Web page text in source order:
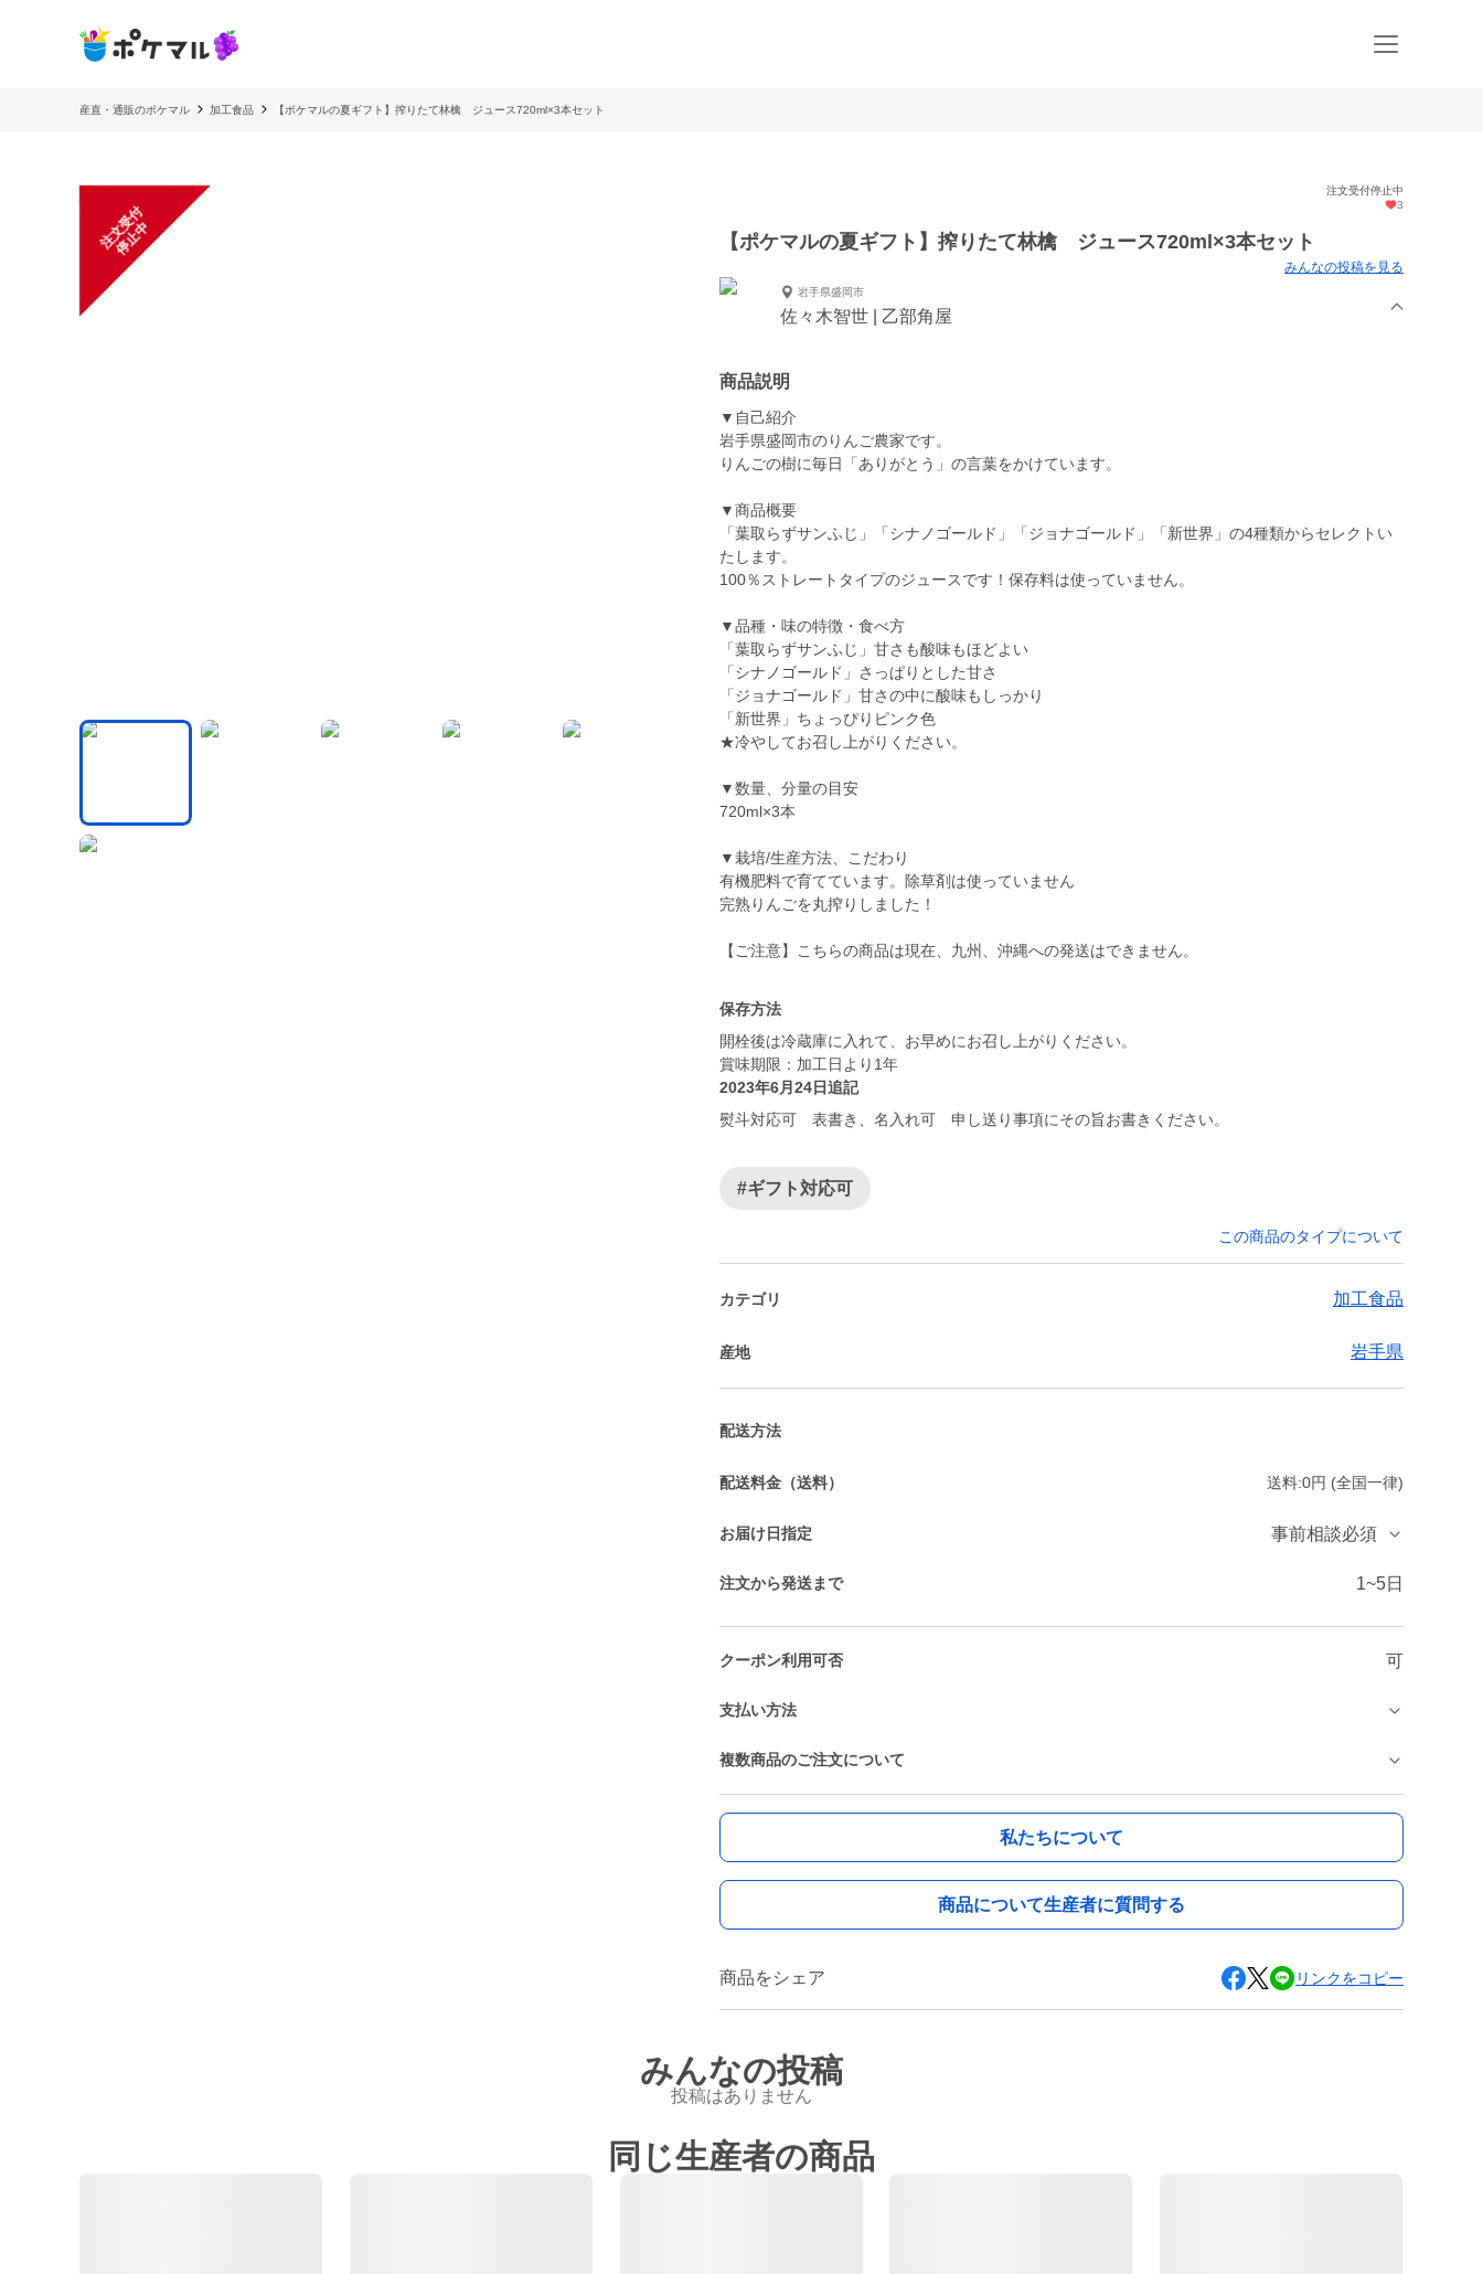
産直・通販のポケマル 加工食品 【ポケマルの夏ギフト】搾りたて林檎 ジュース720ml×3本セット
注
文
受
付
停
止
中
注文受付停止中
3
【ポケマルの夏ギフト】搾りたて林檎 ジュース720ml×3本セット
みんなの投稿を見る
岩手県盛岡市
佐々木智世 | 乙部角屋
商品説明
▼自己紹介
岩手県盛岡市のりんご農家です。
りんごの樹に毎日「ありがとう」の言葉をかけています。
▼商品概要
「葉取らずサンふじ」「シナノゴールド」「ジョナゴールド」「新世界」の4種類からセレクトい
たします。
100％ストレートタイプのジュースです！保存料は使っていません。
▼品種・味の特徴・食べ方
「葉取らずサンふじ」甘さも酸味もほどよい
「シナノゴールド」さっぱりとした甘さ
「ジョナゴールド」甘さの中に酸味もしっかり
「新世界」ちょっぴりピンク色
★冷やしてお召し上がりください。
▼数量、分量の目安
720ml×3本
▼栽培/生産方法、こだわり
有機肥料で育てています。除草剤は使っていません
完熟りんごを丸搾りしました！
【ご注意】こちらの商品は現在、九州、沖縄への発送はできません。
保存方法
開栓後は冷蔵庫に入れて、お早めにお召し上がりください。
賞味期限：加工日より1年
2023年6月24日追記
熨斗対応可 表書き、名入れ可 申し送り事項にその旨お書きください。
#ギフト対応可
この商品のタイプについて
カテゴリ 加工食品
産地 岩手県
配送方法
配送料金（送料） 送料:0円 (全国一律)
お届け日指定 事前相談必須
注文から発送まで 1~5日
クーポン利用可否 可
支払い方法
複数商品のご注文について
私たちについて
商品について生産者に質問する
商品をシェア リンクをコピー
みんなの投稿
投稿はありません
同じ生産者の商品